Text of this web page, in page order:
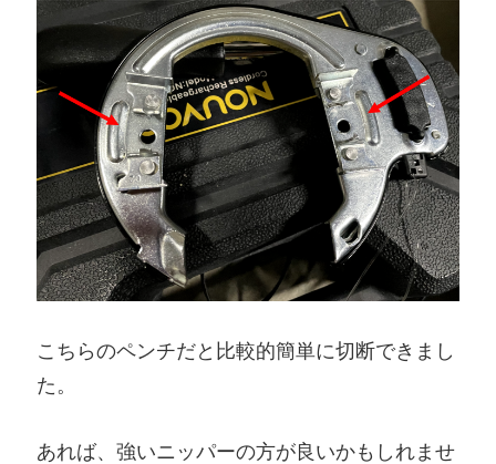
こちらのペンチだと比較的簡単に切断できまし
た。
あれば、強いニッパーの方が良いかもしれませ